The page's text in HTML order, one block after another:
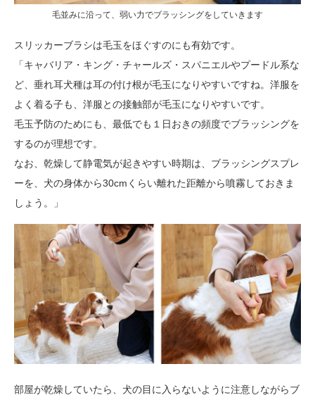
毛並みに沿って、弱い力でブラッシングをしていきます
スリッカーブラシは毛玉をほぐすのにも有効です。
「キャバリア・キング・チャールズ・スパニエルやプードル系な
ど、垂れ耳犬種は耳の付け根が毛玉になりやすいですね。洋服を
よく着る子も、洋服との接触部が毛玉になりやすいです。
毛玉予防のためにも、最低でも１日おきの頻度でブラッシングを
するのが理想です。
なお、乾燥して静電気が起きやすい時期は、ブラッシングスプレ
ーを、犬の身体から30cmくらい離れた距離から噴霧しておきま
しょう。」
部屋が乾燥していたら、犬の目に入らないように注意しながらブ